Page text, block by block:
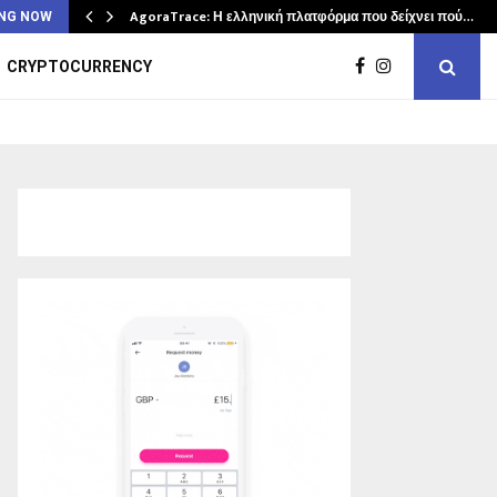
NOW AgoraTrace: Η ελληνική πλατφόρμα που δείχνει πού…
CRYPTOCURRENCY